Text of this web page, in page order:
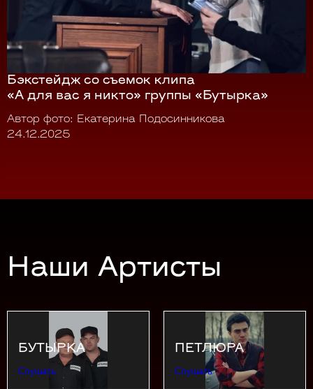
Бэкстейдж со съемок клипа
«А для вас я никто» группы «Бутырка»
Автор фото: Екатерина Подосинникова
24.12.2025
Наши Артисты
БУТЫРКА
Слушать
ПЕТЛЮРА
Слушать